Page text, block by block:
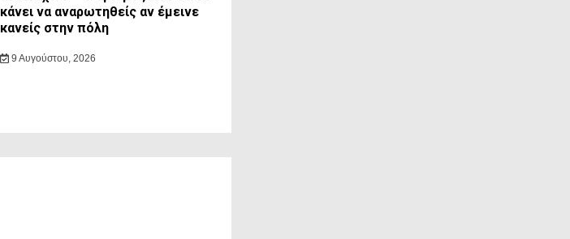
κάνει να αναρωτηθείς αν έμεινε
κανείς στην πόλη
9 Αυγούστου, 2026